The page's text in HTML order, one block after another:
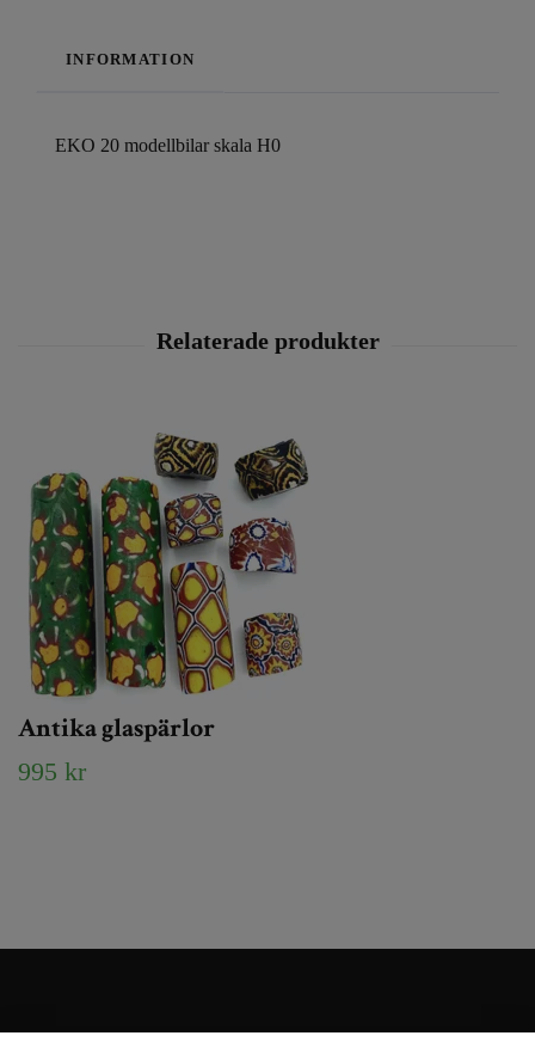
INFORMATION
EKO 20 modellbilar skala H0
Antika glaspärlor
995 kr